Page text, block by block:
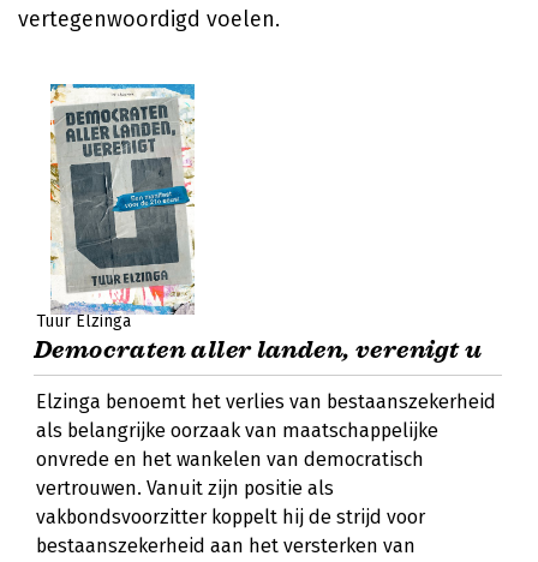
vertegenwoordigd voelen.
Tuur Elzinga
Democraten aller landen, verenigt u
Elzinga benoemt het verlies van bestaanszekerheid
als belangrijke oorzaak van maatschappelijke
onvrede en het wankelen van democratisch
vertrouwen. Vanuit zijn positie als
vakbondsvoorzitter koppelt hij de strijd voor
bestaanszekerheid aan het versterken van